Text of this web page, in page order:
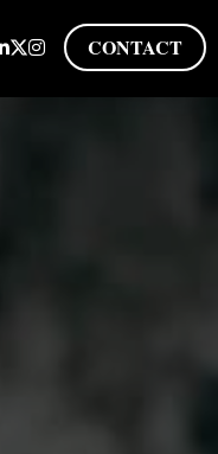
CONTACT